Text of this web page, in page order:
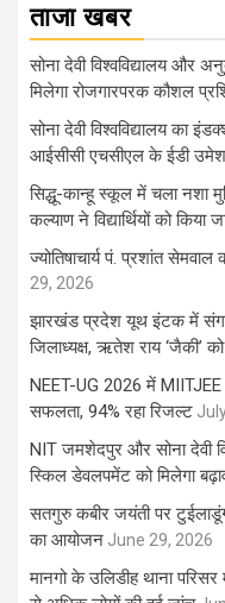
ताजा खबर
सोना देवी विश्वविद्यालय और
मिलेगा रोजगारपरक कौशल
सोना देवी विश्वविद्यालय का
आईसीसी एचसीएल के ईडी
सिद्धू-कान्हू स्कूल में चला नशा
कल्याण ने विद्यार्थियों को किया
ज्योतिषाचार्य पं. प्रशांत सेमवाल
29, 2026
झारखंड प्रदेश यूथ इंटक में
जिलाध्यक्ष, ऋतेश राय ‘जैकी’
NEET-UG 2026 में MIITJEE
सफलता, 94% रहा रिजल्ट
NIT जमशेदपुर और सोना देवी
स्किल डेवलपमेंट को मिलेगा
सतगुरु कबीर जयंती पर
का आयोजन June 29, 2026
मानगो के उलिडीह थाना